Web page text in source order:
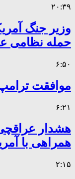
۲۰:۳۹
وزیر جنگ
حمله نظامی
۶:۵۰
موافقت ترامپ
۶:۲۱
هشدار
همراهی با
۲:۱۵